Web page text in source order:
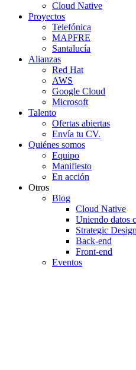
Cloud Native
Proyectos
Telefónica
MAPFRE
Santalucía
Alianzas
Red Hat
AWS
Google Cloud
Microsoft
Talento
Ofertas abiertas
Envía tu CV.
Quiénes somos
Equipo
Manifiesto
En acción
Otros
Blog
Cloud Native
Uniendo datos
Strategic Design
Back-end
Front-end
Eventos